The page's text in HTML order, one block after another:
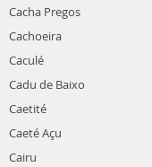
Cacha Pregos
Cachoeira
Caculé
Cadu de Baixo
Caetité
Caeté Açu
Cairu